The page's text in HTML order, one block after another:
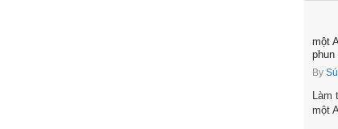
một
phun
By
Làm
một